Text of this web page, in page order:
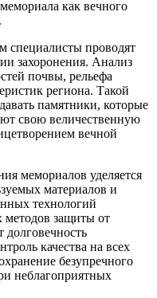
как вечного
специалисты проводят
захоронения. Анализ
почвы, рельефа
региона. Такой
памятники, которые
свою величественную
вечной
мемориалов уделяется
материалов и
технологий
защиты от
долговечность
качества на всех
безупречного
неблагоприятных